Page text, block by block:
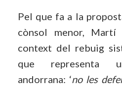
Pel que fa a la
cònsol menor,
context del rebuig
que representa
andorrana: ‘no les